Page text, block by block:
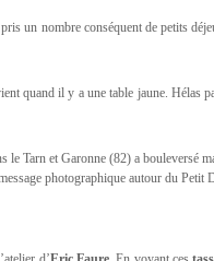
un nombre conséquent de petits
quand il y a une table jaune. Hélas
le Tarn et Garonne (82) a bouleversé
photographique autour du Petit